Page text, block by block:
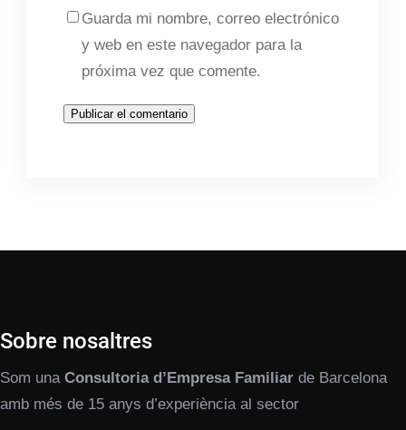
Guarda mi nombre, correo electrónico
y web en este navegador para la
próxima vez que comente.
Sobre nosaltres
Som una Consultoria d’Empresa Familiar de Barcelona
amb més de 15 anys d’experiència al sector